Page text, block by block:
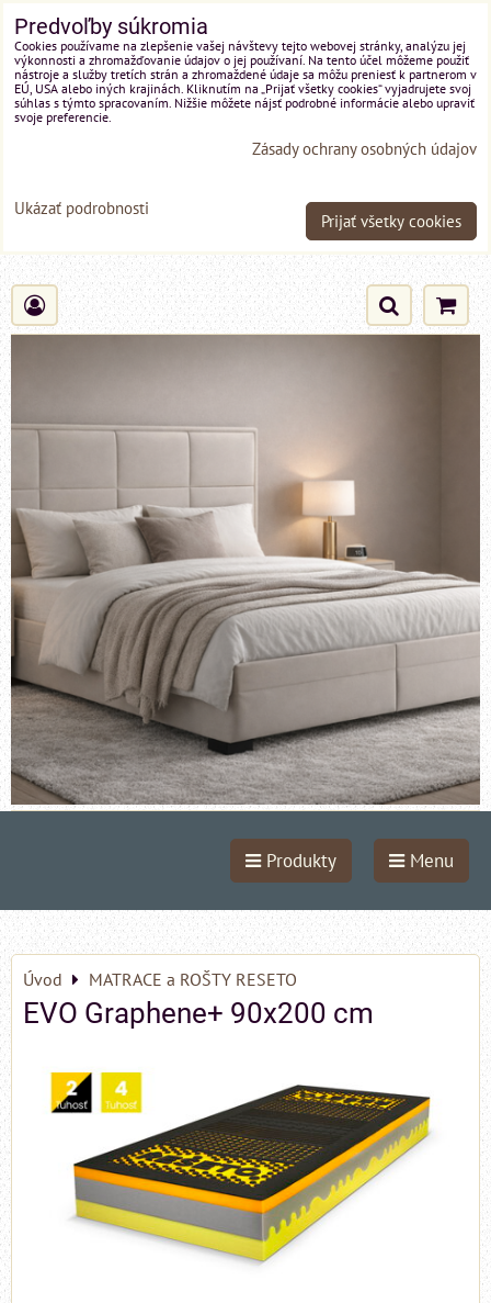
Produkty Menu
Úvod MATRACE a ROŠTY RESETO
EVO Graphene+ 90x200 cm
Predvoľby súkromia
Cookies používame na zlepšenie vašej návštevy tejto webovej stránky, analýzu jej
výkonnosti a zhromažďovanie údajov o jej používaní. Na tento účel môžeme použiť
nástroje a služby tretích strán a zhromaždené údaje sa môžu preniesť k partnerom v
EÚ, USA alebo iných krajinách. Kliknutím na „Prijať všetky cookies“ vyjadrujete svoj
súhlas s týmto spracovaním. Nižšie môžete nájsť podrobné informácie alebo upraviť
svoje preferencie.
Zásady ochrany osobných údajov
Ukázať podrobnosti
Prijať všetky cookies